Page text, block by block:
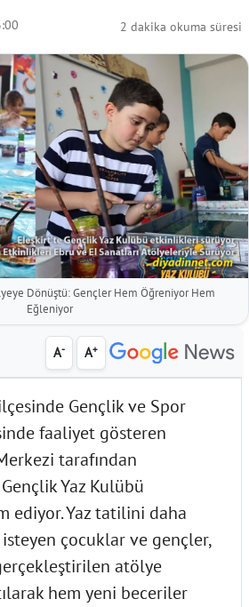
2 dakika okuma süresi
Dönüştü: Gençler Hem Öğreniyor Hem
Eğleniyor
A- A+
Gençlik ve Spor
faaliyet gösteren
tarafından
Yaz Kulübü
ediyor. Yaz tatilini daha
çocuklar ve gençler,
atölye
hem yeni beceriler